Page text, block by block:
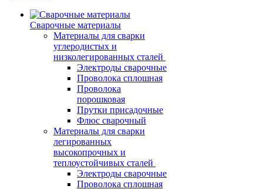
Сварочные материалы
Материалы для сварки
углеродистых и
низколегированных сталей
Электроды сварочные
Проволока сплошная
Проволока
порошковая
Прутки присадочные
Флюс сварочный
Материалы для сварки
легированных
высокопрочных и
теплоустойчивых сталей
Электроды сварочные
Проволока сплошная